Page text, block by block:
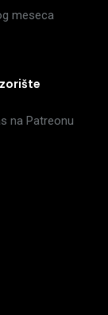
meseca
na Patreonu